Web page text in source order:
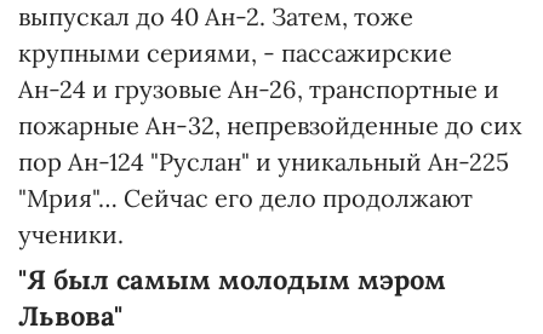
выпускал до 40 Ан-2. Затем, тоже
крупными сериями, - пассажирские
Ан-24 и грузовые Ан-26, транспортные и
пожарные Ан-32, непревзойденные до сих
пор Ан-124 "Руслан" и уникальный Ан-225
"Мрия"… Сейчас его дело продолжают
ученики.
"Я был самым молодым мэром
Львова"